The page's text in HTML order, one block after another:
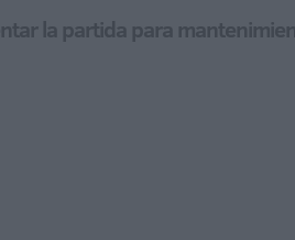
la partida para